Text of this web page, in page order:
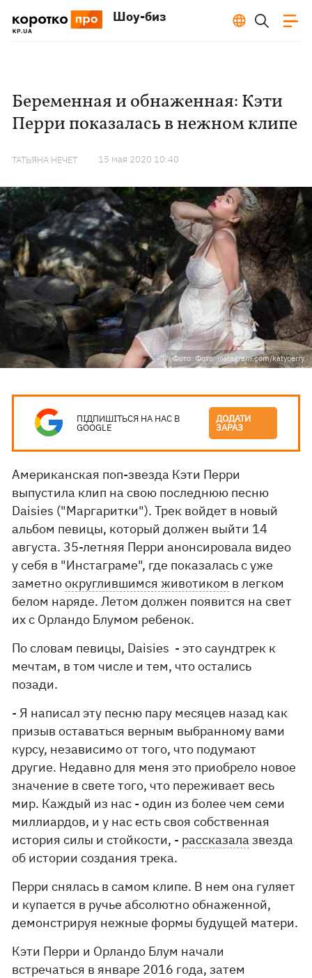
Шоу-биз
Беременная и обнаженная: Кэти
Перри показалась в нежном клипе
ТАТЬЯНА НЕЧЕТ 15 мая 2020 10:40
Фото: Фото: instagram.com/katyperry
ПІДПИШІТЬСЯ НА НАС В
GOOGLE
ДОДАТИ
ЗАРАЗ
Американская поп-звезда Кэти Перри
выпустила клип на свою последнюю песню
Daisies ("Маргаритки"). Трек войдет в новый
альбом певицы, который должен выйти 14
августа. 35-летняя Перри анонсировала видео
у себя в "Инстаграме", где показалась с уже
заметноокруглившимся животиком в легком
белом наряде. Летом должен появится на свет
их с Орландо Блумом ребенок.
По словам певицы, Daisies - это саундтрек к
мечтам, в том числе и тем, что остались
позади.
- Я написал эту песню пару месяцев назад как
призыв оставаться верным выбранному вами
курсу, независимо от того, что подумают
другие. Недавно для меня это приобрело новое
значение в свете того, что переживает весь
мир. Каждый из нас - один из более чем семи
миллиардов, и у нас есть своя собственная
история силы и стойкости, - рассказала звезда
об истории создания трека.
Перри снялась в самом клипе. В нем она гуляет
и купается в ручье абсолютно обнаженной,
демонстрируя нежные формы будущей матери.
Кэти Перри и Орландо Блум начали
встречаться в январе 2016 года, затем